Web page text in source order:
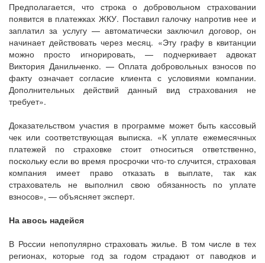
Предполагается, что строка о добровольном страховании
появится в платежках ЖКУ. Поставил галочку напротив нее и
заплатил за услугу — автоматически заключил договор, он
начинает действовать через месяц. «Эту графу в квитанции
можно просто игнорировать, — подчеркивает адвокат
Виктория Данильченко. — Оплата добровольных взносов по
факту означает согласие клиента с условиями компании.
Дополнительных действий данный вид страхования не
требует».
Доказательством участия в программе может быть кассовый
чек или соответствующая выписка. «К уплате ежемесячных
платежей по страховке стоит относиться ответственно,
поскольку если во время просрочки что-то случится, страховая
компания имеет право отказать в выплате, так как
страхователь не выполнил свою обязанность по уплате
взносов», — объясняет эксперт.
На авось надейся
В России непопулярно страховать жилье. В том числе в тех
регионах, которые год за годом страдают от паводков и